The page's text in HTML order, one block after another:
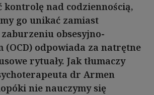
kontrolę nad codziennością,
go unikać zamiast
obsesyjno-
(OCD) odpowiada za natrętne
rytuały. Jak tłumaczy
dr Armen
nie nauczymy się